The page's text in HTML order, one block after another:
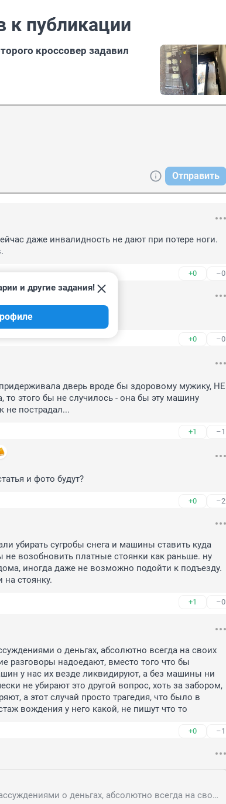
к публикации
кроссовер задавил
Отправить
даже инвалидность не дают при потере ноги.
+0 –0
и сил поправиться!
+0 –0
и другие задания!
дверь вроде бы здоровому мужику, НЕ
этого бы не случилось - она бы эту машину
пострадал...
+1 –1
и фото будут?
+0 –2
убирать сугробы снега и машины ставить куда
возобновить платные стоянки как раньше. ну
иногда даже не возможно подойти к подъезду.
на стоянку.
+1 –0
о деньгах, абсолютно всегда на своих
разговоры надоедают, вместо того что бы
у нас их везде ликвидируют, а без машины ни
не убирают это другой вопрос, хоть за забором,
а этот случай просто трагедия, что было в
вождения у него какой, не пишут что то
+0 –1
Гость, то есть ты, со своими рассуждениями о деньгах, абсолютно всегда на своих двоих передвигаешься. как такие разговоры надоедают, вместо того что бы организовать площадки для машин у нас их везде ликвидируют, а без машины ни куда сейчас, вот дворы практически не убирают это другой вопрос, хоть за забором, хоть без, бдительность люди теряют, а этот случай просто трагедия, что было в башке у водителя не известно, стаж вождения у него какой, не пишут что то